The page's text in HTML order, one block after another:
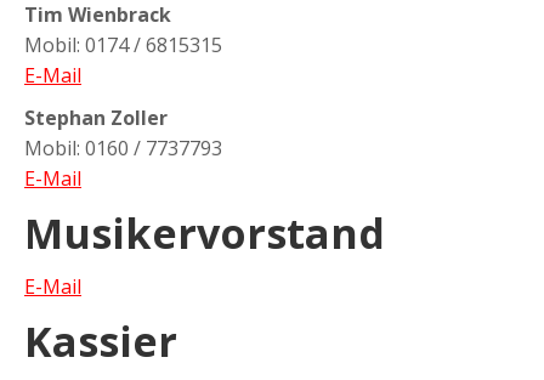
Tim Wienbrack
Mobil: 0174 / 6815315
E-Mail
Stephan Zoller
Mobil: 0160 / 7737793
E-Mail
Musikervorstand
E-Mail
Kassier